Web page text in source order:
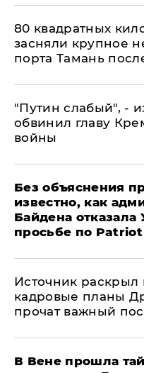
80 квадратных
засняли крупное
порта Тамань
​"Путин слабый", -
обвинил главу
войны
Без объяснения
известно, как
Байдена
просьбе по Patriot
​Источник
кадровые планы
прочат важный
В Вене прошла